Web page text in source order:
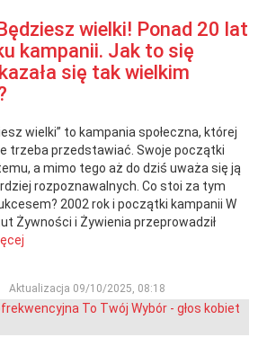
wielki! Ponad 20 lat
kampanii. Jak to się
się tak wielkim
wielki” to kampania społeczna, której
trzeba przedstawiać. Swoje początki
a mimo tego aż do dziś uważa się ją
rozpoznawalnych. Co stoi za tym
2002 rok i początki kampanii W
Żywności i Żywienia przeprowadził
Aktualizacja 09/10/2025, 08:18